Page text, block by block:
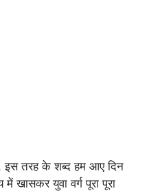
इस तरह के शब्द हम आए दिन
युवा वर्ग पूरा पूरा